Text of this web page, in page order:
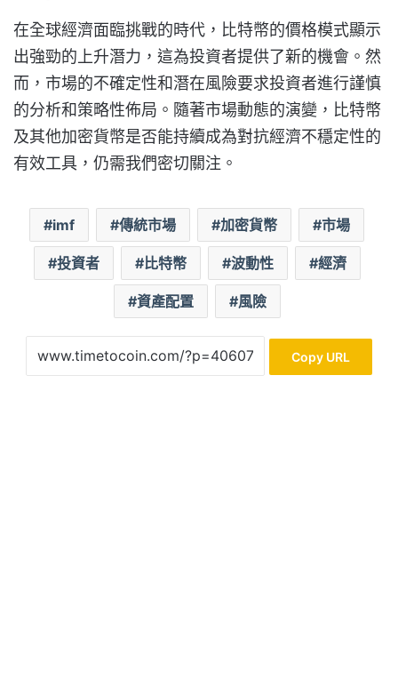
在全球經濟面臨挑戰的時代，比特幣的價格模式顯示
出強勁的上升潛力，這為投資者提供了新的機會。然
而，市場的不確定性和潛在風險要求投資者進行謹慎
的分析和策略性佈局。隨著市場動態的演變，比特幣
及其他加密貨幣是否能持續成為對抗經濟不穩定性的
有效工具，仍需我們密切關注。
imf 傳統市場 加密貨幣 市場
投資者 比特幣 波動性 經濟
資產配置 風險
Copy URL